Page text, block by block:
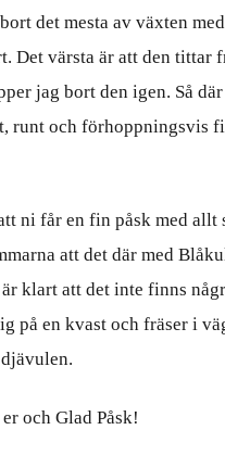
det mesta av växten
Det värsta är att den tittar
jag bort den igen. Så
runt och förhoppningsvis
ni får en fin påsk med allt
att det där med
klart att det inte finns
på en kvast och fräser i
och Glad Påsk!